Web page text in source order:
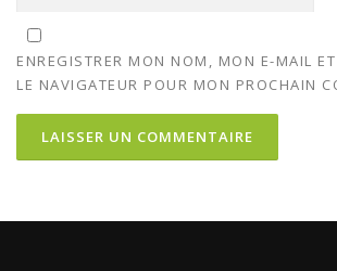
ENREGISTRER MON NOM, MON E-MAIL
LE NAVIGATEUR POUR MON PROCHAIN